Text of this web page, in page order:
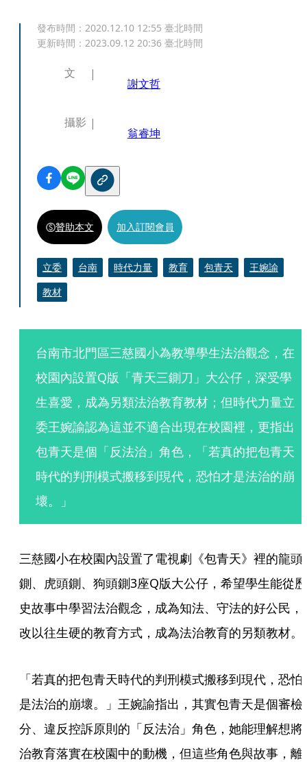
發布時間： 2020.12.10 12:55 臺北時間
更新時間： 2023.09.12 20:36 臺北時間
文
謝文哲
攝影
翁睿坤
贊助本文 加入訂閱會員
立委 台南 時代力量 教育 包青天
王婉諭
教材
台南市北門區三慈國小為教導學生法治觀念，在
校園內設置Q版「青天三鍘刀」大公仔，深受學
生喜愛，成為另類法治教育教材；但時代力量立
委王婉諭認為這並不適合出現在校園裡，更指出
包青天是個「反法治」角色，「若真的把包青天
時代的判刑模式搬移到現代，恐怕才是法治的崩
壞。」
三慈國小在校園內設置了電視劇《包青天》裡的龍頭
鍘、虎頭鍘、狗頭鍘3座Q版大公仔，希望學生能從歷
史故事中學習法治觀念，成為知法、守法的好公民，
改以往生硬的教育方式，成為法治教育的另類教材。
「若真的把包青天時代的判刑模式搬移到現代，恐怕
是法治的崩壞。」王婉諭指出，其實包青天是個審檢
分、違反控訴原則的「反法治」角色，她能理解想將
治教育落實在校園中的動機，但這些角色與故事，離